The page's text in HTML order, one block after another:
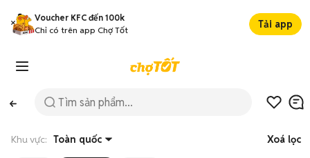
Voucher KFC đến 100k
Chỉ có trên app Chợ Tốt
Tải app
Khu vực: Toàn quốc Xoá lọc